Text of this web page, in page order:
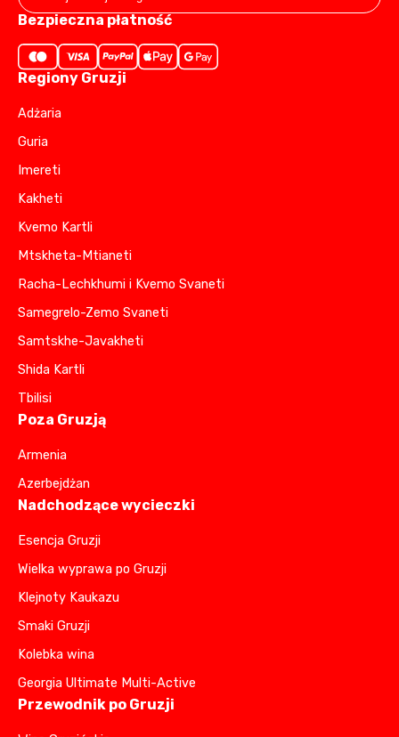
Bezpieczna płatność
Regiony Gruzji
Adżaria
Guria
Imereti
Kakheti
Kvemo Kartli
Mtskheta-Mtianeti
Racha-Lechkhumi i Kvemo Svaneti
Samegrelo-Zemo Svaneti
Samtskhe-Javakheti
Shida Kartli
Tbilisi
Poza Gruzją
Armenia
Azerbejdżan
Nadchodzące wycieczki
Esencja Gruzji
Wielka wyprawa po Gruzji
Klejnoty Kaukazu
Smaki Gruzji
Kolebka wina
Georgia Ultimate Multi-Active
Przewodnik po Gruzji